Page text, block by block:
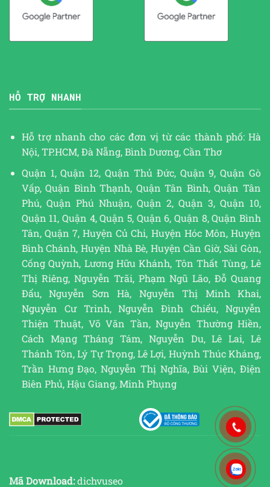
HỖ TRỢ NHANH
Hỗ trợ nhanh cho các đơn vị từ các thành phố: Hà
Nội, TP.HCM, Đà Nẵng, Bình Dương, Cần Thơ
Quận 1, Quận 12, Quận Thủ Đức, Quận 9, Quận Gò
Vấp, Quận Bình Thạnh, Quận Tân Bình, Quận Tân
Phú, Quận Phú Nhuận, Quận 2, Quận 3, Quận 10,
Quận 11, Quận 4, Quận 5, Quận 6, Quận 8, Quận Bình
Tân, Quận 7, Huyện Củ Chi, Huyện Hóc Môn, Huyện
Bình Chánh, Huyện Nhà Bè, Huyện Cần Giờ, Sài Gòn,
Cống Quỳnh, Lương Hữu Khánh, Tôn Thất Tùng, Lê
Thị Riêng, Nguyễn Trãi, Phạm Ngũ Lão, Đỗ Quang
Đẩu, Nguyễn Sơn Hà, Nguyễn Thị Minh Khai,
Nguyễn Cư Trinh, Nguyễn Đình Chiểu, Nguyễn
Thiện Thuật, Võ Văn Tần, Nguyễn Thường Hiền,
Cách Mạng Tháng Tám, Nguyễn Du, Lê Lai, Lê
Thánh Tôn, Lý Tự Trọng, Lê Lợi, Huỳnh Thúc Kháng,
Trần Hưng Đạo, Nguyễn Thị Nghĩa, Bùi Viện, Điện
Biên Phủ, Hậu Giang, Minh Phụng
Mã Download:dichvuseo